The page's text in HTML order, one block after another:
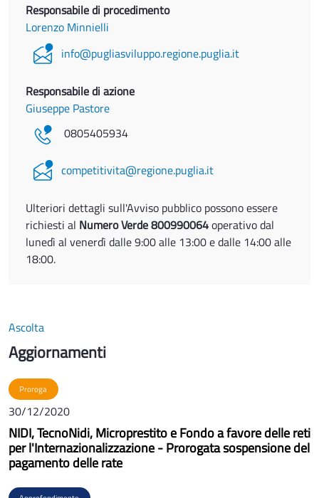
Responsabile di procedimento
Lorenzo Minnielli
info@pugliasviluppo.regione.puglia.it
Responsabile di azione
Giuseppe Pastore
0805405934
competitivita@regione.puglia.it
Ulteriori dettagli sull'Avviso pubblico possono essere
richiesti al Numero Verde 800990064operativo dal
lunedì al venerdì dalle 9:00 alle 13:00 e dalle 14:00 alle
18:00.
Ascolta
Aggiornamenti
Proroga
30/12/2020
NIDI, TecnoNidi, Microprestito e Fondo a favore delle reti
per l'Internazionalizzazione - Prorogata sospensione del
pagamento delle rate